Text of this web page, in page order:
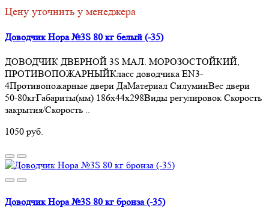
Цену уточнить у менеджера
Доводчик Нора №3S 80 кг белый (-35)
ДОВОДЧИК ДВЕРНОЙ 3S МАЛ. МОРОЗОСТОЙКИЙ,
ПРОТИВОПОЖАРНЫЙКласс доводчика EN3-
4Противопожарные двери ДаМатериал СилуминВес двери
50-80кгГабариты(мм) 186х44х298Виды регулировок Скорость
закрытия/Скорость ..
1050 руб.
Доводчик Нора №3S 80 кг бронза (-35)